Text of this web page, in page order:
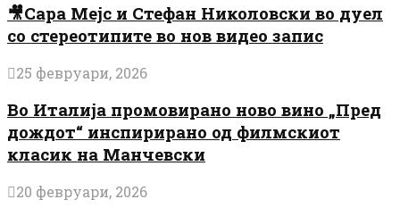
🎥Сара Мејс и Стефан Николовски во дуел
со стереотипите во нов видео запис
25 февруари, 2026
Во Италија промовирано ново вино „Пред
дождот“ инспирирано од филмскиот
класик на Манчевски
20 февруари, 2026